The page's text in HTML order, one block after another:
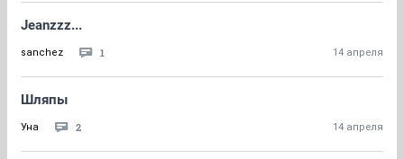
Jeanzzz...
sanchez 1 14 апреля
Шляпы
Уна 2 14 апреля